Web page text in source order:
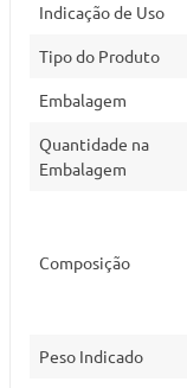
Indicação de Uso
Tipo do Produto
Embalagem
Quantidade na
Embalagem
Composição
Peso Indicado